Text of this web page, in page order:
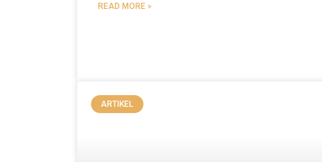
READ MORE »
ARTIKEL